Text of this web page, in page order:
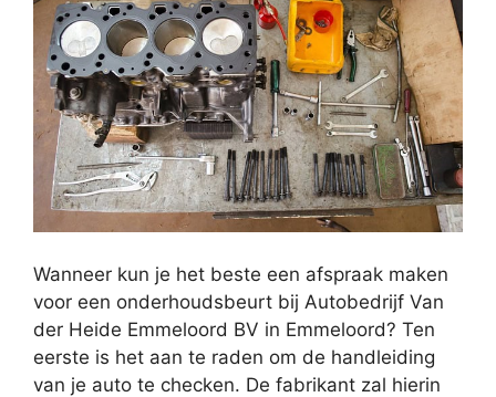
Wanneer kun je het beste een afspraak maken
voor een onderhoudsbeurt bij Autobedrijf Van
der Heide Emmeloord BV in Emmeloord? Ten
eerste is het aan te raden om de handleiding
van je auto te checken. De fabrikant zal hierin